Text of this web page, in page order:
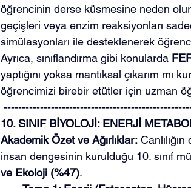
öğrencinin derse küsmesine neden
geçişleri veya enzim reaksiyonları
simülasyonları ile desteklenerek
Ayrıca, sınıflandırma gibi konularda
yaptığını yoksa mantıksal çıkarım
öğrencimizi birebir etütler için uzman
10. SINIF BİYOLOJİ: ENERJİ
Akademik Özet ve Ağırlıklar:
insan dengesinin kurulduğu 10. sınıf
ve Ekoloji (%47).